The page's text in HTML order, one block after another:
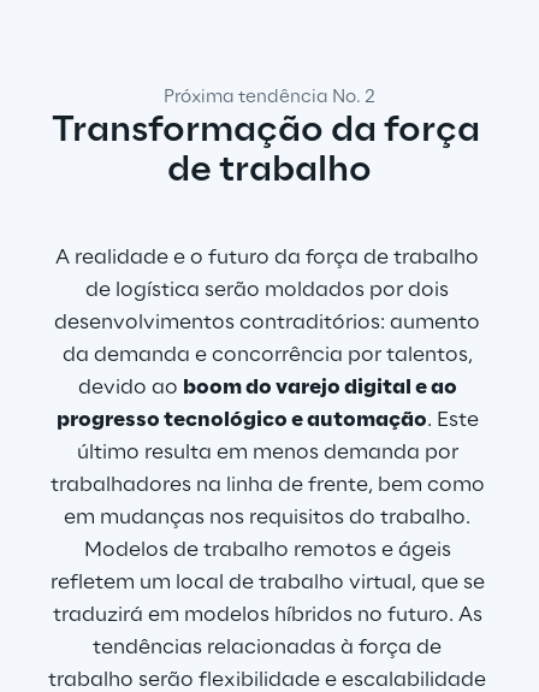
Próxima tendência No. 2
Transformação da força
de trabalho
A realidade e o futuro da força de trabalho
de logística serão moldados por dois
desenvolvimentos contraditórios: aumento
da demanda e concorrência por talentos,
devido ao boom do varejo digital e ao
progresso tecnológico e automação. Este
último resulta em menos demanda por
trabalhadores na linha de frente, bem como
em mudanças nos requisitos do trabalho.
Modelos de trabalho remotos e ágeis
refletem um local de trabalho virtual, que se
traduzirá em modelos híbridos no futuro. As
tendências relacionadas à força de
trabalho serão flexibilidade e escalabilidade